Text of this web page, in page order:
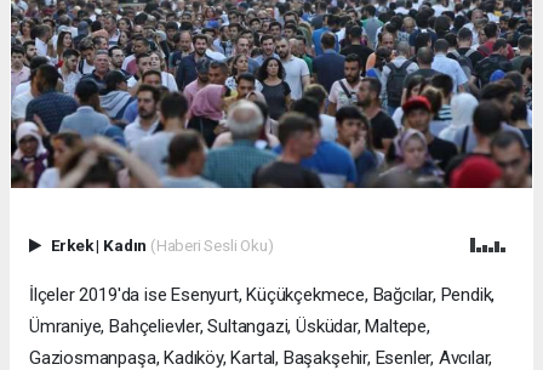
Erkek| Kadın (Haberi Sesli Oku)
İlçeler 2019'da ise Esenyurt, Küçükçekmece, Bağcılar, Pendik,
Ümraniye, Bahçelievler, Sultangazi, Üsküdar, Maltepe,
Gaziosmanpaşa, Kadıköy, Kartal, Başakşehir, Esenler, Avcılar,